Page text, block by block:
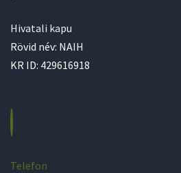
Hivatali kapu
Rövid név: NAIH
KR ID: 429616918
Telefon